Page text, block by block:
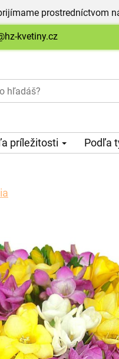
prostredníctvom
kvetiny.cz
príležitosti Podľa